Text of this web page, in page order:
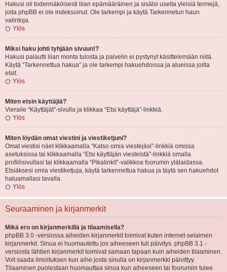
Hakusi oli todennäköisesti liian epämääräinen ja sisälsi useita yleisiä termejä,
joita phpBB ei ole indeksoinut. Ole tarkempi ja käytä Tarkennetun haun
valintoja.
Ylös
Miksi haku johti tyhjään sivuun!?
Hakusi palautti liian monta tulosta ja palvelin ei pystynyt käsittelemään niitä.
Käytä “Tarkennettua hakua” ja ole tarkempi hakuehdoissa ja alueissa joilta
etsit.
Ylös
Miten etsin käyttäjiä?
Vieraile “Käyttäjät”-sivulla ja klikkaa “Etsi käyttäjä”-linkkiä.
Ylös
Miten löydän omat viestini ja viestiketjuni?
Omat viestisi näet klikkaamalla “Katso omia viestejäsi”-linkkiä omissa
asetuksissa tai klikkaamalla “Etsi käyttäjän viesteistä”-linkkiä omalla
profiilisivullasi tai klikkaamalla “Pikalinkit”-valikkoa foorumin ylälaidassa.
Etsiäksesi omia viestiketjuja, käytä tarkennettua hakua ja täytä sen hakuehdot
haluamallasi tavalla.
Ylös
Seuraaminen ja kirjanmerkit
Mikä ero on kirjanmerkillä ja tilaamisella?
phpBB 3.0 -versiossa aiheiden kirjanmerkit toimivat kuten internet-selaimen
kirjanmerkit. Sinua ei huomautettu jos aiheeseen tuli päivitys. phpBB 3.1 -
versiosta lähtien kirjanmerkit toimivat samaan tapaan kuin aiheiden tilaaminen.
Voit saada ilmoituksen kun aihe josta sinulla on kirjanmerkki päivittyy.
Tilaaminen puolestaan huomauttaa sinua kun aiheeseen tai foorumiin tulee